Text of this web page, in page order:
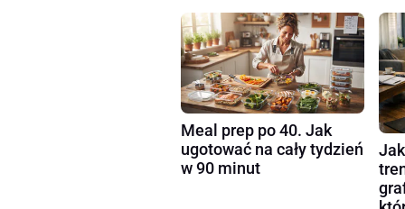
Meal prep po 40. Jak
ugotować na cały tydzień
w 90 minut